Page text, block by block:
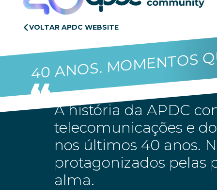
VOLTAR APDC WEBSITE
40 ANOS. MOMENTOS
A história da APDC
telecomunicações e
nos últimos 40 anos.
protagonizados pelas
alma.